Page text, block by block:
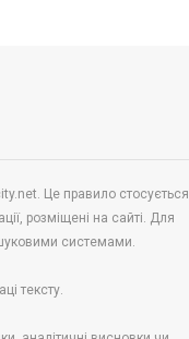
Це правило стосується
розміщені на сайті. Для
системами.
тексту.